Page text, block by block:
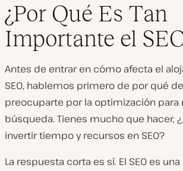
¿Por Qué Es Tan
Importante el
Antes de entrar en cómo afecta el
SEO, hablemos primero de por qué
preocuparte por la optimización para
búsqueda. Tienes mucho que hacer,
invertir tiempo y recursos en SEO?
La respuesta corta es sí. El SEO es